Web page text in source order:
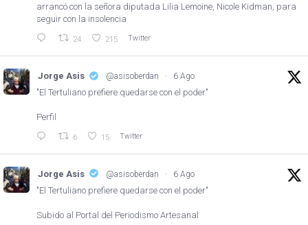
arrancó con la señora diputada Lilia Lemoine, Nicole Kidman, para
seguir con la insolencia
24 215 Twitter
Jorge Asis @asisoberdan · 6 Ago
"El Tertuliano prefiere quedarse con el poder"
Perfil
6 15 Twitter
Jorge Asis @asisoberdan · 6 Ago
"El Tertuliano prefiere quedarse con el poder"
Subido al Portal del Periodismo Artesanal